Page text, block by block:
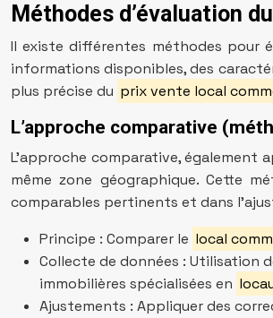
Méthodes d’évaluation
Il existe différentes méthodes pour
informations disponibles, des
plus précise du prix vente local
L’approche comparative
L’approche comparative, également
même zone géographique. Cette
comparables pertinents et dans
Principe : Comparer le local
Collecte de données : Utilisation
immobilières spécialisées en
Ajustements : Appliquer des